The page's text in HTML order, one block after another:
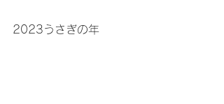
2023うさぎの年